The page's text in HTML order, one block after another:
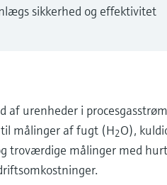
sikkerhed og effektivitet
af urenheder i
målinger af fugt (H2O),
troværdige målinger med